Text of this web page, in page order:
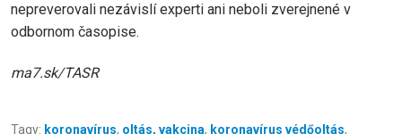
nepreverovali nezávislí experti ani neboli zverejnené v
odbornom časopise.
ma7.sk/TASR
Tagy: koronavírus, oltás, vakcina, koronavírus védőoltás,